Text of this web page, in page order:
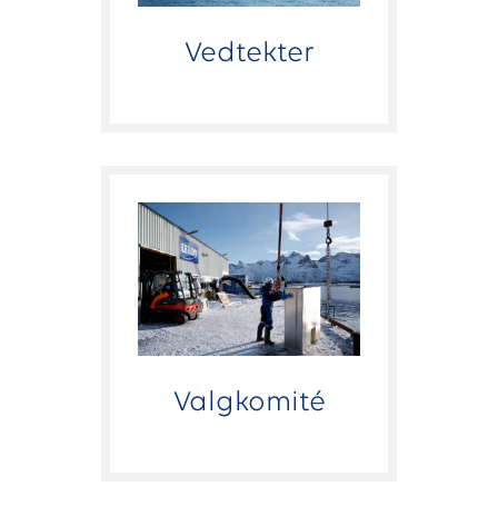
Vedtekter
Valgkomité